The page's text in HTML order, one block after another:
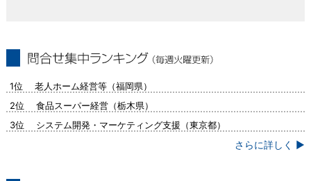
1位 老人ホーム経営等（福岡県）
2位 食品スーパー経営（栃木県）
3位 システム開発・マーケティング支援（東京都）
さらに詳しく ▶